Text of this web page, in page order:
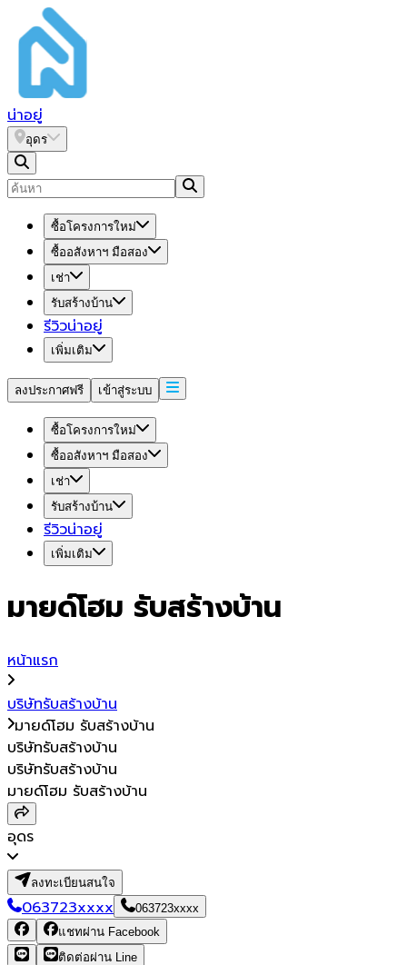
น่าอยู่
อุดร
ซื้อโครงการใหม่
ซื้ออสังหาฯ มือสอง
เช่า
รับสร้างบ้าน
รีวิวน่าอยู่
เพิ่มเติม
ลงประกาศฟรี เข้าสู่ระบบ
ซื้อโครงการใหม่
ซื้ออสังหาฯ มือสอง
เช่า
รับสร้างบ้าน
รีวิวน่าอยู่
เพิ่มเติม
มายด์โฮม รับสร้างบ้าน
หน้าแรก
บริษัทรับสร้างบ้าน
มายด์โฮม รับสร้างบ้าน
บริษัทรับสร้างบ้าน
บริษัทรับสร้างบ้าน
มายด์โฮม รับสร้างบ้าน
อุดร
ลงทะเบียนสนใจ
063723xxxx
063723xxxx
แชทผ่าน Facebook
ติดต่อผ่าน Line